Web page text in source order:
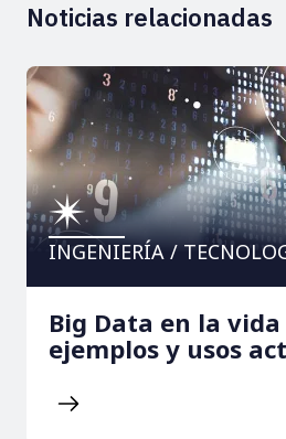
Noticias relacionadas
INGENIERÍA /
Big Data en la
ejemplos y usos